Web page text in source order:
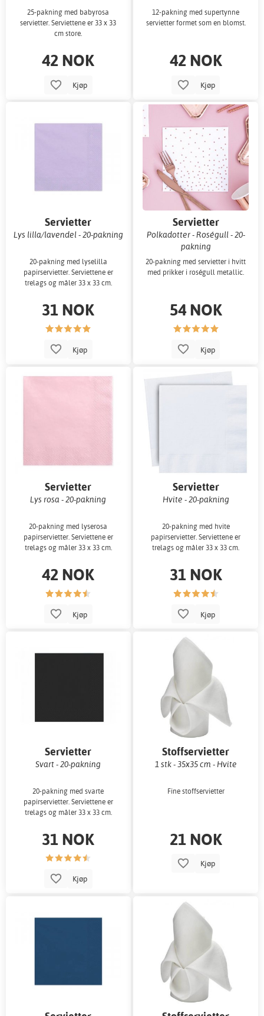
25-pakning med babyrosa
servietter. Serviettene er 33 x 33
cm store.
42 NOK
Kjøp
12-pakning med supertynne
servietter formet som en blomst.
42 NOK
Kjøp
Servietter
Lys lilla/lavendel - 20-pakning
20-pakning med lyselilla
papirservietter. Serviettene er
trelags og måler 33 x 33 cm.
31 NOK
Kjøp
Servietter
Polkadotter - Roségull - 20-
pakning
20-pakning med servietter i hvitt
med prikker i roségull metallic.
54 NOK
Kjøp
Servietter
Lys rosa - 20-pakning
20-pakning med lyserosa
papirservietter. Serviettene er
trelags og måler 33 x 33 cm.
42 NOK
Kjøp
Servietter
Hvite - 20-pakning
20-pakning med hvite
papirservietter. Serviettene er
trelags og måler 33 x 33 cm.
31 NOK
Kjøp
Servietter
Svart - 20-pakning
20-pakning med svarte
papirservietter. Serviettene er
trelags og måler 33 x 33 cm.
31 NOK
Kjøp
Stoffservietter
1 stk - 35x35 cm - Hvite
Fine stoffservietter
21 NOK
Kjøp